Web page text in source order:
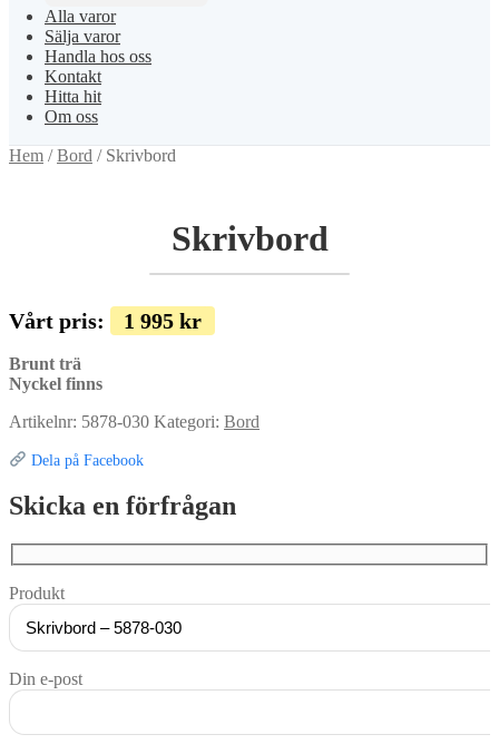
Alla varor
Sälja varor
Handla hos oss
Kontakt
Hitta hit
Om oss
Hem /Bord / Skrivbord
Skrivbord
Vårt pris: 1 995 kr
Brunt trä
Nyckel finns
Artikelnr: 5878-030 Kategori: Bord
Dela på Facebook
Skicka en förfrågan
Produkt
Din e-post